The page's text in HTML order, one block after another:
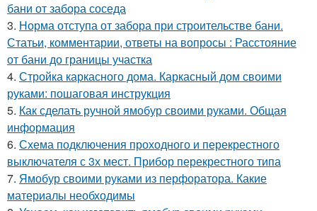
бани от забора соседа
3. Норма отступа от забора при строительстве бани.
Статьи, комментарии, ответы на вопросы : Расстояние
от бани до границы участка
4. Стройка каркасного дома. Каркасный дом своими
руками: пошаговая инструкция
5. Как сделать ручной ямобур своими руками. Общая
информация
6. Схема подключения проходного и перекрестного
выключателя с 3х мест. Прибор перекрестного типа
7. Ямобур своими руками из перфоратора. Какие
материалы необходимы